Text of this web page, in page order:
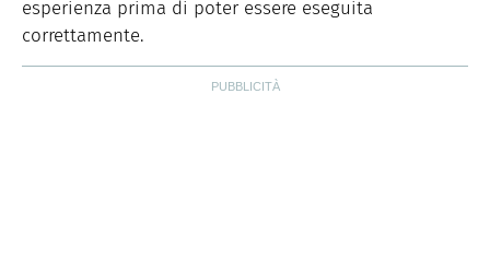
esperienza prima di poter essere eseguita
correttamente.